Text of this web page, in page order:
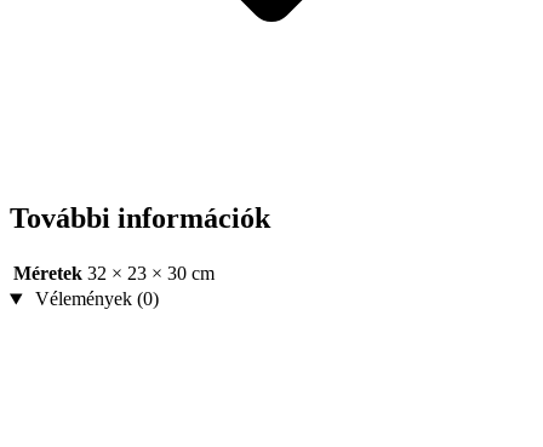
További információk
Méretek 32 × 23 × 30 cm
Vélemények (0)